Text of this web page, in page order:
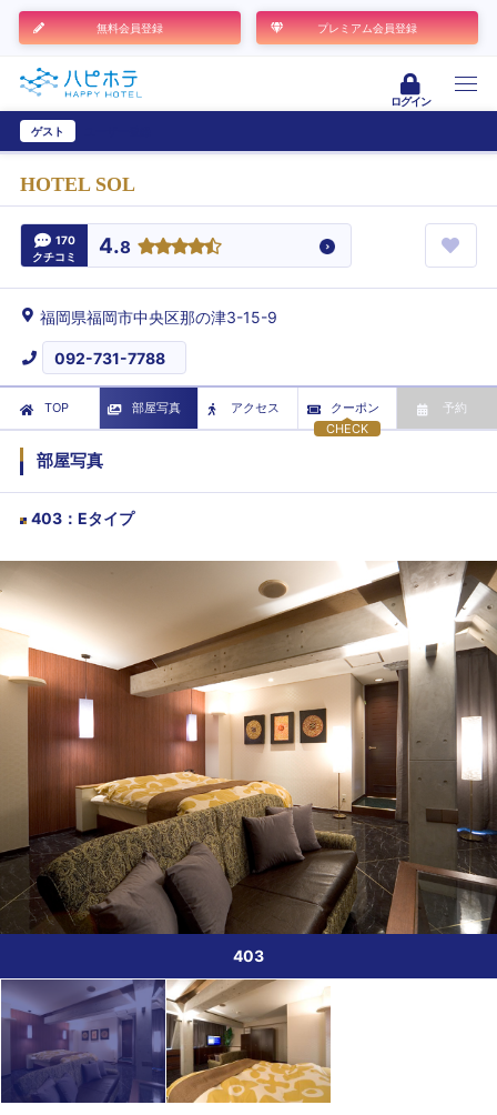
無料会員登録 プレミアム会員登録
ログイン
ゲスト
HOTEL SOL
170
クチコミ
4.8
福岡県福岡市中央区那の津3-15-9
092-731-7788
TOP 部屋写真
アクセス
CHECK
クーポン 予約
部屋写真
403 ： Eタイプ
403